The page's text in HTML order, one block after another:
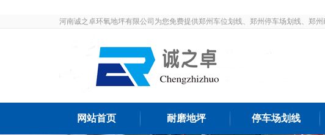
河南诚之卓环氧地坪有限公司为您免费提供郑州车位划线、郑州停车场划线、郑
网站首页 耐磨地坪 停车场划线